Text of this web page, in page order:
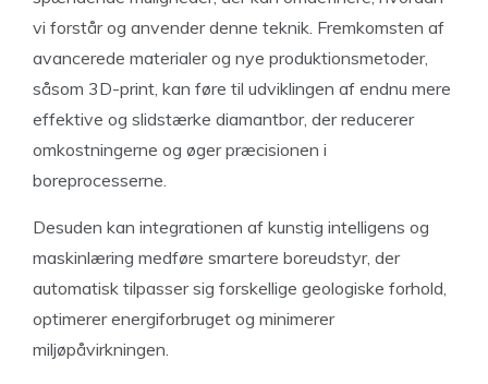
vi forstår og anvender denne teknik. Fremkomsten af
avancerede materialer og nye produktionsmetoder,
såsom 3D-print, kan føre til udviklingen af endnu mere
effektive og slidstærke diamantbor, der reducerer
omkostningerne og øger præcisionen i
boreprocesserne.
Desuden kan integrationen af kunstig intelligens og
maskinlæring medføre smartere boreudstyr, der
automatisk tilpasser sig forskellige geologiske forhold,
optimerer energiforbruget og minimerer
miljøpåvirkningen.